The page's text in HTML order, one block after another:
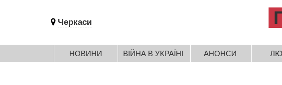
Черкаси
НОВИНИ ВІЙНА В УКРАЇНІ АНОНСИ